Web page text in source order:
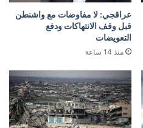
عراقجي: لا مفاوضات مع واشنطن
قبل وقف الانتهاكات ودفع
التعويضات
منذ 14 ساعة